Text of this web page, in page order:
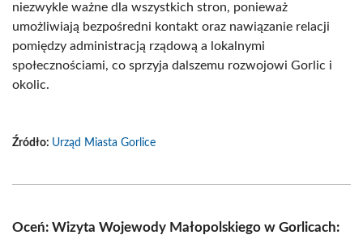
niezwykle ważne dla wszystkich stron, ponieważ
umożliwiają bezpośredni kontakt oraz nawiązanie relacji
pomiędzy administracją rządową a lokalnymi
społecznościami, co sprzyja dalszemu rozwojowi Gorlic i
okolic.
Źródło: Urząd Miasta Gorlice
Oceń: Wizyta Wojewody Małopolskiego w Gorlicach: